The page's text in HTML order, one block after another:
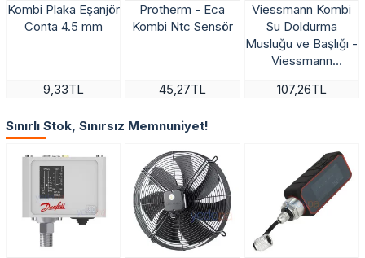
Kombi Plaka Eşanjör
Conta 4.5 mm
9,33TL
Protherm - Eca
Kombi Ntc Sensör
45,27TL
Viessmann Kombi
Su Doldurma
Musluğu ve Başlığı -
Viessmann
Uyumlu
107,26TL
Sınırlı Stok, Sınırsız Memnuniyet!